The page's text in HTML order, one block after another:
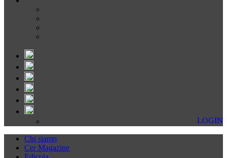
LOGIN
Chi siamo
Cer Magazine